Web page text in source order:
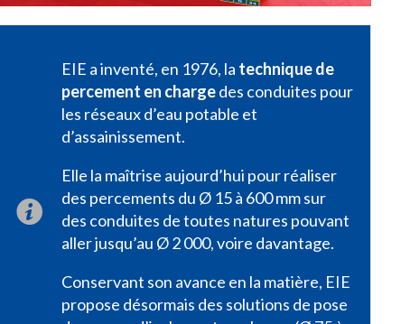
EIE a inventé, en 1976, la technique de
percement en chargedes conduites pour
les réseaux d’eau potable et
d’assainissement.
Elle la maîtrise aujourd’hui pour réaliser
des percements du Ø 15 à 600 mm sur
des conduites de toutes natures pouvant
aller jusqu’au Ø 2 000, voire davantage.
Conservant son avance en la matière, EIE
propose désormais des solutions de pose